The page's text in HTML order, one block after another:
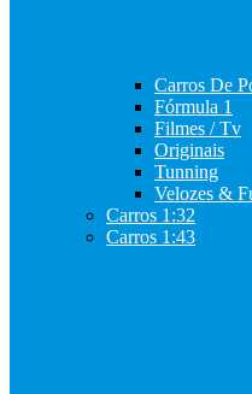
Carros De
Fórmula 1
Filmes / Tv
Originais
Tunning
Velozes &
Carros 1:32
Carros 1:43